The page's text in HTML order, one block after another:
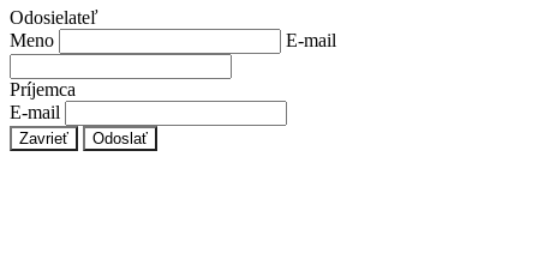
Odosielateľ
Meno
E-mail
Príjemca
E-mail
Zavrieť Odoslať